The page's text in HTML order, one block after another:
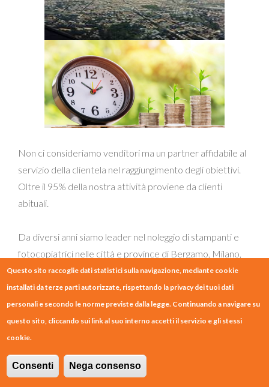
Non ci consideriamo venditori ma un partner affidabile al
servizio della clientela nel raggiungimento degli obiettivi.
Oltre il 95% della nostra attività proviene da clienti
abituali.
Da diversi anni siamo leader nel noleggio di stampanti e
fotocopiatrici nelle città e province di Bergamo, Milano,
Brescia, Lecco e Cremona.
Qualità e risparmio prima di tutto
Per questo abbiamo scelto di noleggiare la qualità
Questo sito raccoglie dati statistici sulla navigazione, mediante cookie
installati da terze parti autorizzate, rispettando la privacy dei tuoi dati
personali e secondo le norme previste dalla legge. Continuando a navigare su
questo sito, cliccando sui link al suo interno accetti il servizio e gli stessi
cookie.
Consenti Nega consenso